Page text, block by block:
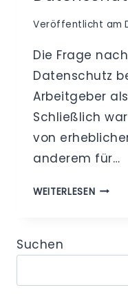
Veröffentlicht am
Die Frage
Datenschutz
Arbeitgeber
Schließlich
von
anderem für…
WEITERLESEN
Z
Suchen